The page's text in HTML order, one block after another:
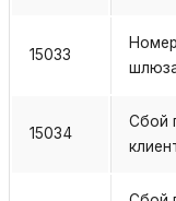
15033
15034
Сбой